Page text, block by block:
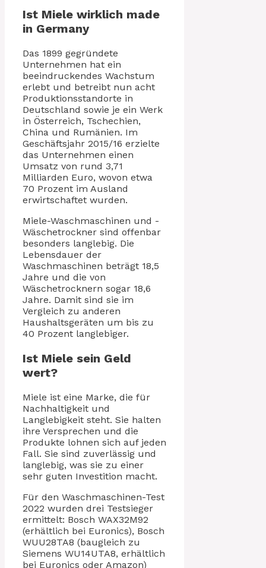
Ist Miele wirklich made
in Germany
Das 1899 gegründete
Unternehmen hat ein
beeindruckendes Wachstum
erlebt und betreibt nun acht
Produktionsstandorte in
Deutschland sowie je ein Werk
in Österreich, Tschechien,
China und Rumänien. Im
Geschäftsjahr 2015/16 erzielte
das Unternehmen einen
Umsatz von rund 3,71
Milliarden Euro, wovon etwa
70 Prozent im Ausland
erwirtschaftet wurden.
Miele-Waschmaschinen und -
Wäschetrockner sind offenbar
besonders langlebig. Die
Lebensdauer der
Waschmaschinen beträgt 18,5
Jahre und die von
Wäschetrocknern sogar 18,6
Jahre. Damit sind sie im
Vergleich zu anderen
Haushaltsgeräten um bis zu
40 Prozent langlebiger.
Ist Miele sein Geld
wert?
Miele ist eine Marke, die für
Nachhaltigkeit und
Langlebigkeit steht. Sie halten
ihre Versprechen und die
Produkte lohnen sich auf jeden
Fall. Sie sind zuverlässig und
langlebig, was sie zu einer
sehr guten Investition macht.
Für den Waschmaschinen-Test
2022 wurden drei Testsieger
ermittelt: Bosch WAX32M92
(erhältlich bei Euronics), Bosch
WUU28TA8 (baugleich zu
Siemens WU14UTA8, erhältlich
bei Euronics oder Amazon)